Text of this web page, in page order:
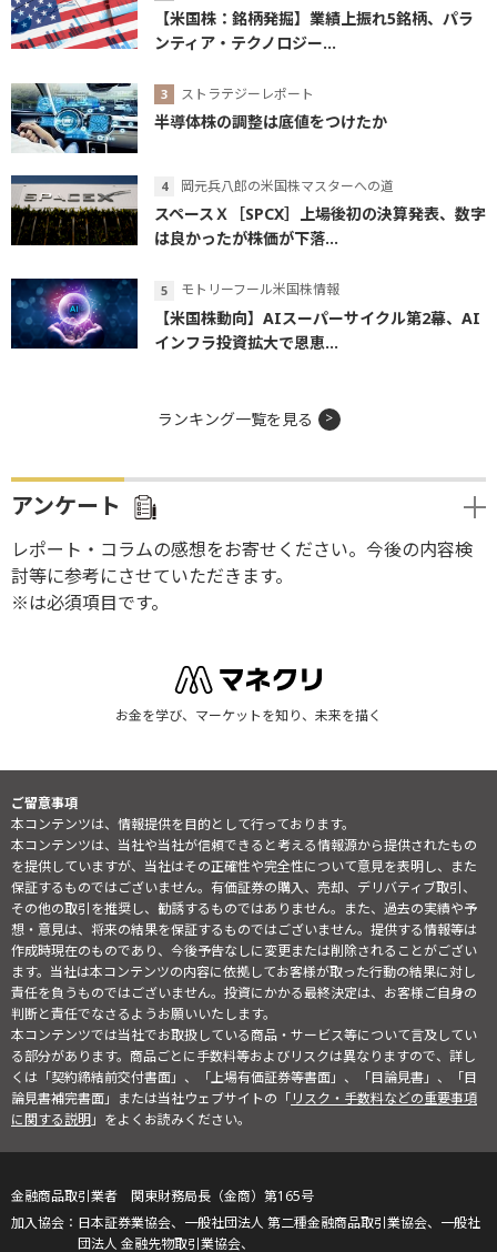
【米国株：銘柄発掘】業績上振れ5銘柄、パラ
ンティア・テクノロジー...
ストラテジーレポート
半導体株の調整は底値をつけたか
岡元兵八郎の米国株マスターへの道
スペースＸ［SPCX］上場後初の決算発表、数字
は良かったが株価が下落...
モトリーフール米国株情報
【米国株動向】AIスーパーサイクル第2幕、AI
インフラ投資拡大で恩恵...
ランキング一覧を見る
アンケート
レポート・コラムの感想をお寄せください。今後の内容検
討等に参考にさせていただきます。
※は必須項目です。
お金を学び、マーケットを知り、未来を描く
ご留意事項
本コンテンツは、情報提供を目的として行っております。
本コンテンツは、当社や当社が信頼できると考える情報源から提供されたもの
を提供していますが、当社はその正確性や完全性について意見を表明し、また
保証するものではございません。有価証券の購入、売却、デリバティブ取引、
その他の取引を推奨し、勧誘するものではありません。また、過去の実績や予
想・意見は、将来の結果を保証するものではございません。提供する情報等は
作成時現在のものであり、今後予告なしに変更または削除されることがござい
ます。当社は本コンテンツの内容に依拠してお客様が取った行動の結果に対し
責任を負うものではございません。投資にかかる最終決定は、お客様ご自身の
判断と責任でなさるようお願いいたします。
本コンテンツでは当社でお取扱している商品・サービス等について言及してい
る部分があります。商品ごとに手数料等およびリスクは異なりますので、詳し
くは「契約締結前交付書面」、「上場有価証券等書面」、「目論見書」、「目
論見書補完書面」または当社ウェブサイトの「リスク・手数料などの重要事項
に関する説明」をよくお読みください。
金融商品取引業者 関東財務局長（金商）第165号
日本証券業協会、一般社団法人 第二種金融商品取引業協会、一般社
団法人 金融先物取引業協会、